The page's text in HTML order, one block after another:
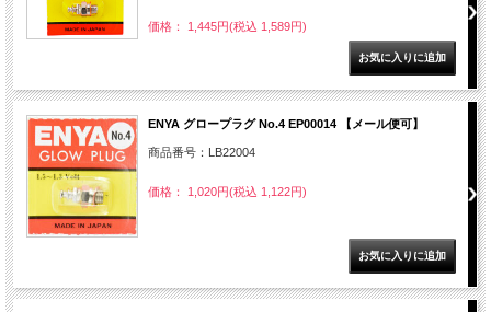
価格： 1,445円(税込 1,589円)
ENYA グロープラグ No.4 EP00014 【メール便可】
商品番号：LB22004
価格： 1,020円(税込 1,122円)